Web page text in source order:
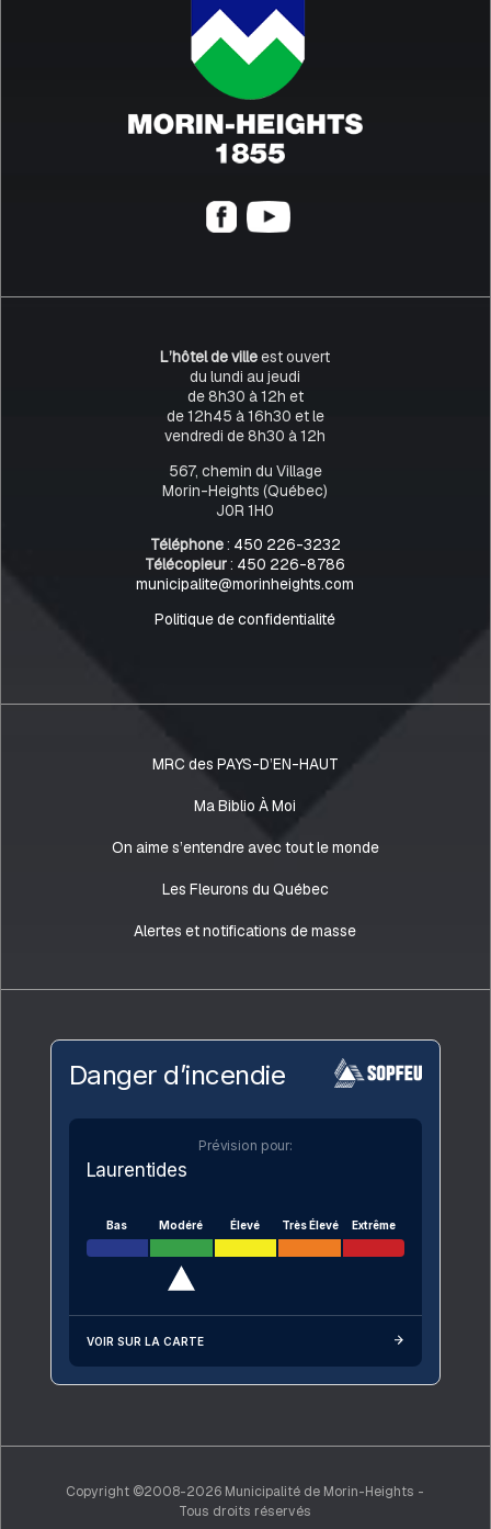
L’hôtel de villeest ouvert
du lundi au jeudi
de 8h30 à 12h et
de 12h45 à 16h30 et le
vendredi de 8h30 à 12h
567, chemin du Village
Morin-Heights (Québec)
J0R 1H0
Téléphone: 450 226-3232
Télécopieur: 450 226-8786
municipalite@morinheights.com
Politique de confidentialité
MRC des PAYS-D’EN-HAUT
Ma Biblio À Moi
On aime s’entendre avec tout le monde
Les Fleurons du Québec
Alertes et notifications de masse
Danger d’incendie
Prévision pour:
Laurentides
Bas Modéré Élevé Très Élevé Extrême
VOIR SUR LA CARTE
Copyright ©2008-2026 Municipalité de Morin-Heights -
Tous droits réservés